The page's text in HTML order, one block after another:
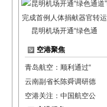
昆明机场开通“绿色通
空港聚焦
青岛航空：顺利通过“
云南副省长陈舜调研德
空港关注：中国航空公